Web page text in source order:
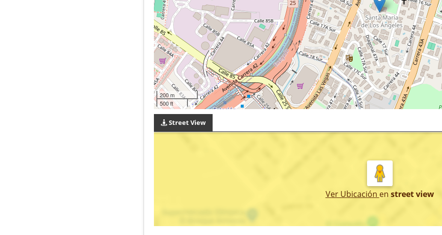
200 m
500 ft
Street View
Ver Ubicación en street view